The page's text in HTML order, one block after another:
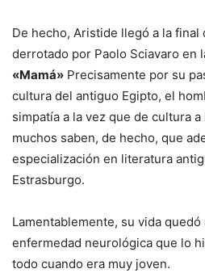
De hecho, Aristide llegó a la final
derrotado por Paolo Sciavaro en
«Mamá» Precisamente por su
cultura del antiguo Egipto, el
simpatía a la vez que de cultura
muchos saben, de hecho, que
especialización en literatura
Estrasburgo.
Lamentablemente, su vida quedó
enfermedad neurológica que lo
todo cuando era muy joven.